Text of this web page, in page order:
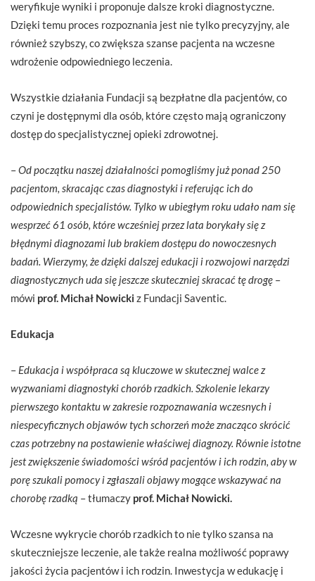
weryfikuje wyniki i proponuje dalsze kroki diagnostyczne.
Dzięki temu proces rozpoznania jest nie tylko precyzyjny, ale
również szybszy, co zwiększa szanse pacjenta na wczesne
wdrożenie odpowiedniego leczenia.
Wszystkie działania Fundacji są bezpłatne dla pacjentów, co
czyni je dostępnymi dla osób, które często mają ograniczony
dostęp do specjalistycznej opieki zdrowotnej.
–Od początku naszej działalności pomogliśmy już ponad 250
pacjentom, skracając czas diagnostyki i referując ich do
odpowiednich specjalistów. Tylko w ubiegłym roku udało nam się
wesprzeć 61 osób, które wcześniej przez lata borykały się z
błędnymi diagnozami lub brakiem dostępu do nowoczesnych
badań. Wierzymy, że dzięki dalszej edukacji i rozwojowi narzędzi
diagnostycznych uda się jeszcze skuteczniej skracać tę drogę –
mówi prof. Michał Nowicki z Fundacji Saventic.
Edukacja
– Edukacja i współpraca są kluczowe w skutecznej walce z
wyzwaniami diagnostyki chorób rzadkich. Szkolenie lekarzy
pierwszego kontaktu w zakresie rozpoznawania wczesnych i
niespecyficznych objawów tych schorzeń może znacząco skrócić
czas potrzebny na postawienie właściwej diagnozy. Równie istotne
jest zwiększenie świadomości wśród pacjentów i ich rodzin, aby w
porę szukali pomocy i zgłaszali objawy mogące wskazywać na
chorobę rzadką – tłumaczy prof. Michał Nowicki.
Wczesne wykrycie chorób rzadkich to nie tylko szansa na
skuteczniejsze leczenie, ale także realna możliwość poprawy
jakości życia pacjentów i ich rodzin. Inwestycja w edukację i